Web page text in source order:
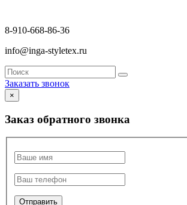
8-910-668-86-36
info@inga-styletex.ru
Заказать звонок
×
Заказ обратного звонка